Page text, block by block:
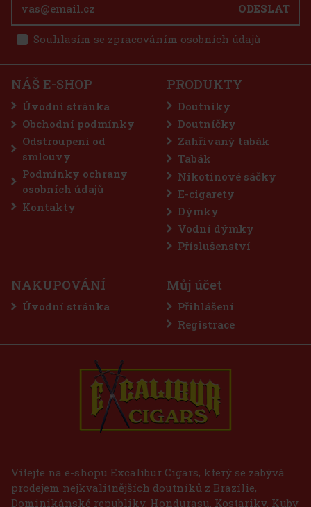
Joya de Nicaragua Antano Go Pack obsahuje těchto 5 doutníků: 1x
JDN Antano Robusto 1x JDN Antano Dark Corojo Robusto 2x JDN
Antano Gran Reserva Robusto 1x JDN Antano CT Robusto
1 225 Kč
SKLADEM(5 ks)
62 Kč bez DPH 75 Kč
E-Zigarette LIO BASE PRO - Gold
(2 ks)
62Kč bez DPH 75 Kč
Do košíku
ODESLAT
Souhlasím se zpracováním osobních údajů
NÁŠ E-SHOP
Úvodní stránka
Obchodní podmínky
Odstroupení od
smlouvy
Podmínky ochrany
osobních údajů
Kontakty
PRODUKTY
Doutníky
Doutníčky
Zahřívaný tabák
Tabák
Nikotinové sáčky
E-cigarety
Dýmky
Vodní dýmky
Příslušenství
NAKUPOVÁNÍ
Úvodní stránka
Můj účet
Přihlášení
Registrace
Vítejte na e-shopu Excalibur Cigars, který se zabývá
prodejem nejkvalitnějších doutníků z Brazílie,
Dominikánské republiky, Hondurasu, Kostariky, Kuby